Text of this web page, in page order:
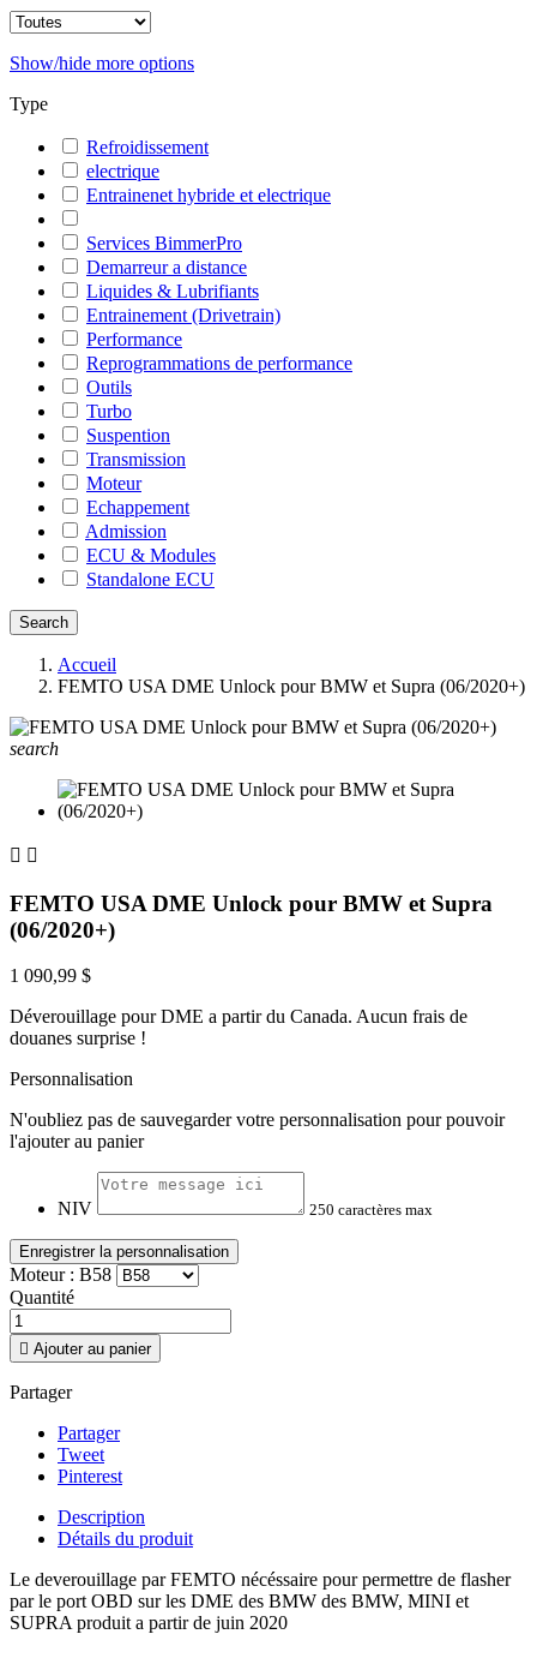
Show/hide more options
Type
Refroidissement
electrique
Entrainenet hybride et electrique
Services BimmerPro
Demarreur a distance
Liquides & Lubrifiants
Entrainement (Drivetrain)
Performance
Reprogrammations de performance
Outils
Turbo
Suspention
Transmission
Moteur
Echappement
Admission
ECU & Modules
Standalone ECU
Accueil
FEMTO USA DME Unlock pour BMW et Supra (06/2020+)
search
 
FEMTO USA DME Unlock pour BMW et Supra
(06/2020+)
1 090,99 $
Déverouillage pour DME a partir du Canada. Aucun frais de
douanes surprise !
Personnalisation
N'oubliez pas de sauvegarder votre personnalisation pour pouvoir
l'ajouter au panier
NIV 250 caractères max
Enregistrer la personnalisation
Moteur : B58
Quantité
 Ajouter au panier
Partager
Partager
Tweet
Pinterest
Description
Détails du produit
Le deverouillage par FEMTO nécéssaire pour permettre de flasher
par le port OBD sur les DME des BMW des BMW, MINI et
SUPRA produit a partir de juin 2020